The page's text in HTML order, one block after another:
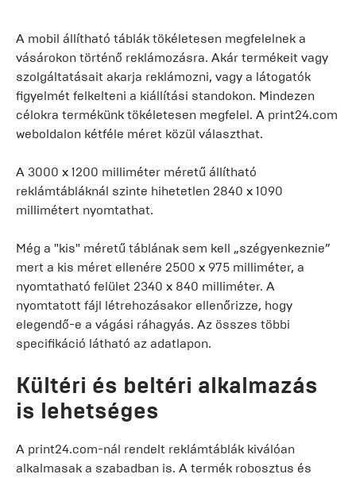
A mobil állítható táblák tökéletesen megfelelnek a
vásárokon történő reklámozásra. Akár termékeit vagy
szolgáltatásait akarja reklámozni, vagy a látogatók
figyelmét felkelteni a kiállítási standokon. Mindezen
célokra termékünk tökéletesen megfelel. A print24.com
weboldalon kétféle méret közül választhat.
A 3000 x 1200 milliméter méretű állítható
reklámtábláknál szinte hihetetlen 2840 x 1090
millimétert nyomtathat.
Még a "kis" méretű táblának sem kell „szégyenkeznie”
mert a kis méret ellenére 2500 x 975 milliméter, a
nyomtatható felület 2340 x 840 milliméter. A
nyomtatott fájl létrehozásakor ellenőrizze, hogy
elegendő-e a vágási ráhagyás. Az összes többi
specifikáció látható az adatlapon.
Kültéri és beltéri alkalmazás
is lehetséges
A print24.com-nál rendelt reklámtáblák kiválóan
alkalmasak a szabadban is. A termék robosztus és